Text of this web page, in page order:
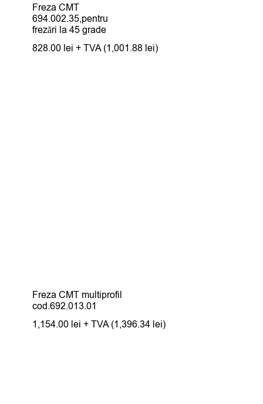
Freza CMT
694.002.35,pentru
frezări la 45 grade
828.00 lei + TVA (1,001.88 lei)
Freza CMT multiprofil
cod.692.013.01
1,154.00 lei + TVA (1,396.34 lei)